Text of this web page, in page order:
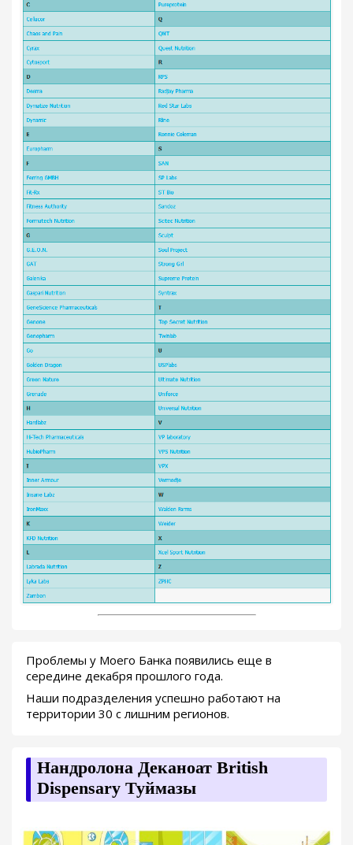
Проблемы у Моего Банка появились еще в
середине декабря прошлого года.
Наши подразделения успешно работают на
территории 30 с лишним регионов.
Нандролона Деканоат British
Dispensary Туймазы